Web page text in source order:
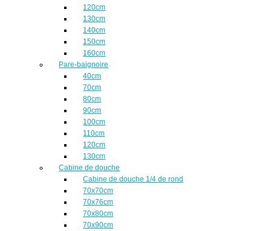
120cm
130cm
140cm
150cm
160cm
Pare-baignoire
40cm
70cm
80cm
90cm
100cm
110cm
120cm
130cm
Cabine de douche
Cabine de douche 1/4 de rond
70x70cm
70x76cm
70x80cm
70x90cm